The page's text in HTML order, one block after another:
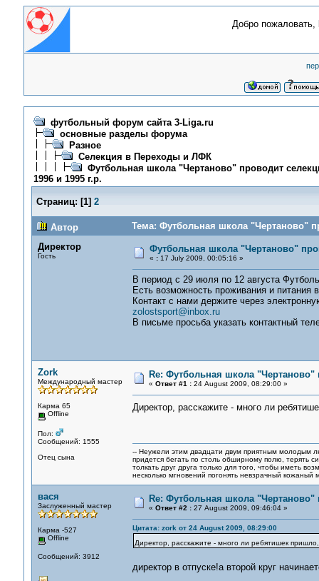
Добро пожаловать,
футбольный форум сайта 3-Liga.ru
основные разделы форума
Разное
Селекция в Переходы и ЛФК
Футбольная школа "Чертаново" проводит
1996 и 1995 г.р.
Страниц: [1] 2
Автор
Тема: Футбольная школа "Чертаново"
Директор
Гость
Футбольная школа "Чертаново"
« :17 July 2009, 00:05:16 »
В период с 29 июля по 12 августа
Есть возможность проживания и питания
Контакт с нами держите через
zolostsport@inbox.ru
В письме просьба указать контактный
Zork
Международный мастер
Карма 65
Offline
Пол:
Сообщений: 1555
Отец сына
Re: Футбольная школа "Чертаново"
« Ответ #1 :24 August 2009, 08:29:00 »
Директор, расскажите - много ли
-- Неужели этим двадцати двум приятным молодым
придется бегать по столь обширному полю, терять
толкать друг друга только для того, чтобы иметь
несколько мгновений погонять невзрачный кожаный
вася
Заслуженный мастер
Карма -527
Offline
Сообщений: 3912
Re: Футбольная школа "Чертаново"
« Ответ #2 :27 August 2009, 09:46:04 »
Цитата: zork от 24 August 2009, 08:29:00
Директор, расскажите - много ли ребятишек
директор в отпуске!а второй круг